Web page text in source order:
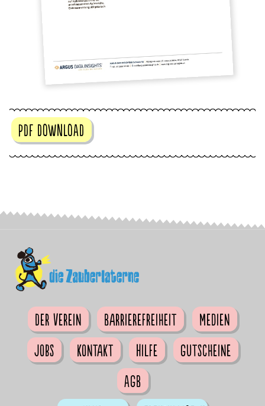
PDF DOWNLOAD
Der Verein Barrierefreiheit
Medien
Jobs
Kontakt Hilfe
Gutscheine
AGB